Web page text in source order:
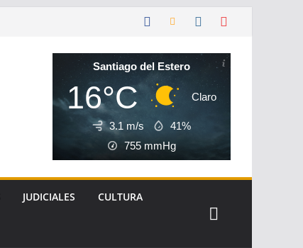
Santiago del Estero
16°C Claro
3.1 m/s
41%
755 mmHg
JUDICIALES CULTURA